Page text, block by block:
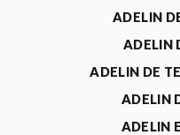
ADELIN
ADELIN
ADELIN DE
ADELIN
ADELIN